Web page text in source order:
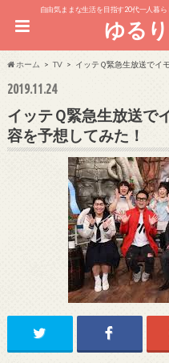
自由気ままな生活を目指す20代一人暮
ゆる
ホーム TV イッテＱ緊急生放送でイ
2019.11.24
イッテＱ緊急生放送で
容を予想してみた！